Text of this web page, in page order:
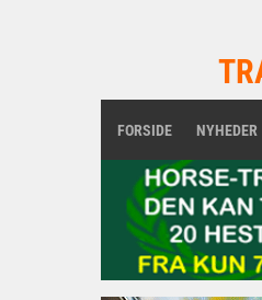
FORSIDE NYHEDER